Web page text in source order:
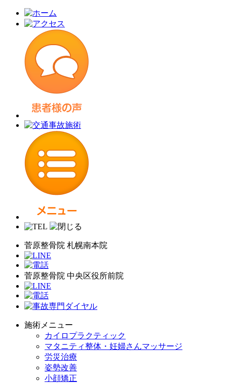
菅原整骨院 札幌南本院
菅原整骨院 中央区役所前院
施術メニュー
カイロプラクティック
マタニティ整体・妊婦さんマッサージ
労災治療
姿勢改善
小顔矯正